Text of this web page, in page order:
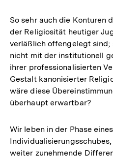
So sehr auch die Konturen
der Religiosität heutiger
verläßlich offengelegt sind;
nicht mit der institutionell
ihrer professionalisierten
Gestalt kanonisierter
wäre diese
überhaupt erwartbar?
Wir leben in der Phase
weiter zunehmende